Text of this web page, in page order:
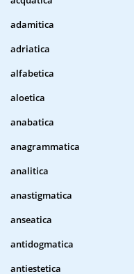
adamitica
adriatica
alfabetica
aloetica
anabatica
anagrammatica
analitica
anastigmatica
anseatica
antidogmatica
antiestetica